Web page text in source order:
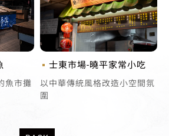
魚市攤
士東市場-曉平家常小吃
以中華傳統風格改造小空間氛
圍